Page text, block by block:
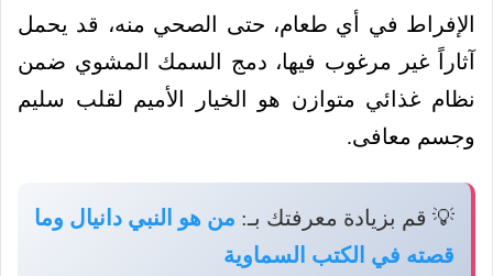
الإفراط في أي طعام، حتى الصحي منه، قد يحمل
آثاراً غير مرغوب فيها، دمج السمك المشوي ضمن
نظام غذائي متوازن هو الخيار الأميم لقلب سليم
وجسم معافى.
💡 قم بزيادة معرفتك بـ: من هو النبي دانيال وما
قصته في الكتب السماوية